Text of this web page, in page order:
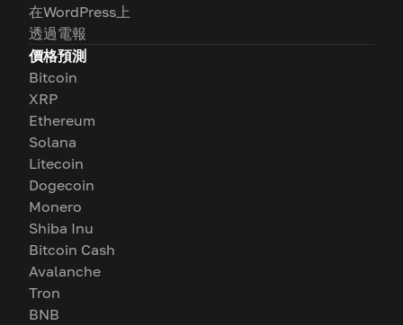
在WordPress上
透過電報
價格預測
Bitcoin
XRP
Ethereum
Solana
Litecoin
Dogecoin
Monero
Shiba Inu
Bitcoin Cash
Avalanche
Tron
BNB